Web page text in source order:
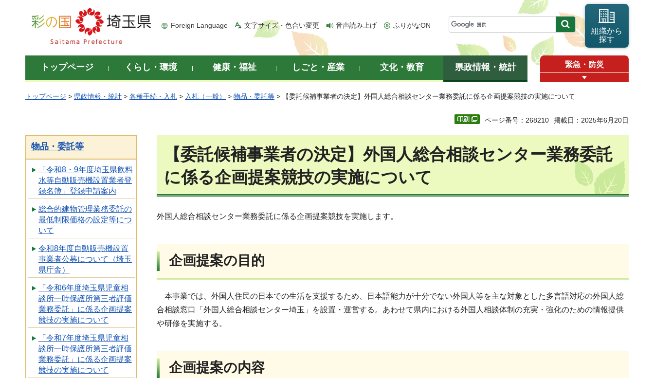
彩の国 埼玉県
Foreign Language 文字サイズ・色合い変更 音声読み上げ ふりがなON
組織から
探す
トップページ くらし・環境 健康・福祉 しごと・産業 文化・教育 県政情報・統計 緊急・防災
トップページ > 県政情報・統計 > 各種手続・入札 > 入札（一般） > 物品・委託等 > 【委託候補事業者の決定】外国人総合相談センター業務委託に係る企画提案競技の実施について
ページ番号：268210 掲載日：2025年6月20日
物品・委託等
「令和8・9年度埼玉県飲料
水等自動販売機設置業者登
録名簿」登録申請案内
総合的建物管理業務委託の
最低制限価格の設定等につ
いて
令和8年度自動販売機設置
事業者公募について（埼玉
県庁舎）
「令和6年度埼玉県児童相
談所一時保護所第三者評価
業務委託」に係る企画提案
競技の実施について
「令和7年度埼玉県児童相
談所一時保護所第三者評価
業務委託」に係る企画提案
競技の実施について
【委託候補事業者の決定】外国人総合相談センター業務委託
に係る企画提案競技の実施について
外国人総合相談センター業務委託に係る企画提案競技を実施します。
企画提案の目的
本事業では、外国人住民の日本での生活を支援するため、日本語能力が十分でない外国人等を主な対象とした多言語対応の外国人総
合相談窓口「外国人総合相談センター埼玉」を設置・運営する。あわせて県内における外国人相談体制の充実・強化のための情報提供
や研修を実施する。
企画提案の内容